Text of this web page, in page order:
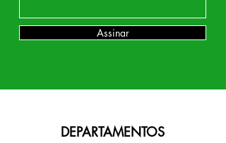
Assinar
DEPARTAMENTOS